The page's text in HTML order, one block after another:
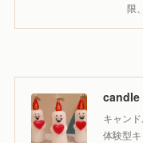
限
candle
キャン
体験型